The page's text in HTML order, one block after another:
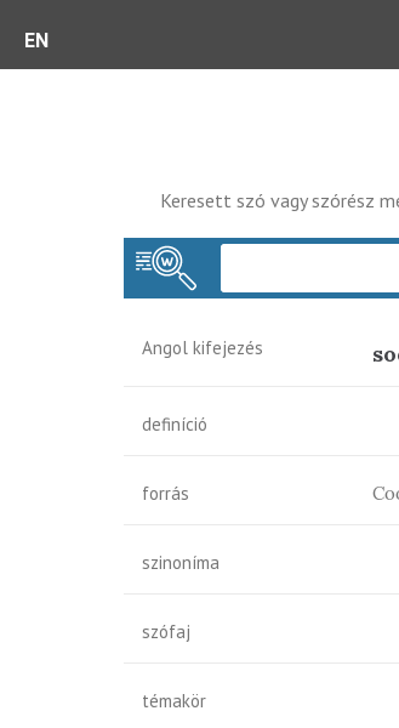
EN
Keresett szó vagy szórész
Angol kifejezés
definíció
forrás
szinoníma
szófaj
témakör